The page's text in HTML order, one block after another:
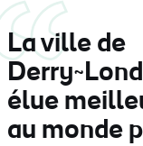
La ville de
élue
au monde